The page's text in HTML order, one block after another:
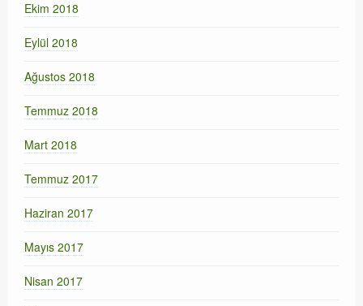
Ekim 2018
Eylül 2018
Ağustos 2018
Temmuz 2018
Mart 2018
Temmuz 2017
Haziran 2017
Mayıs 2017
Nisan 2017